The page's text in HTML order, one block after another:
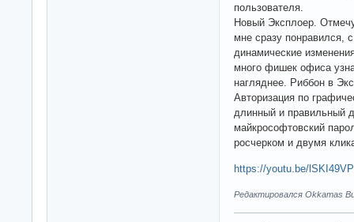
пользователя.
Новый Эксплоер.
мне сразу понравился,
динамические
много фишек офиса
нагляднее. Риббон в
Авторизация по
длинный и правильный
майкрософтовский
росчерком и двумя
https://youtu.be/
Редактировался Okkamas